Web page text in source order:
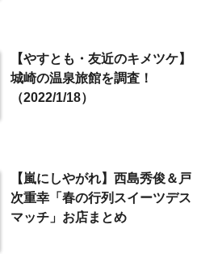
【やすとも・友近のキメツケ】
城崎の温泉旅館を調査！
（2022/1/18）
【嵐にしやがれ】西島秀俊＆戸
次重幸「春の行列スイーツデス
マッチ」お店まとめ